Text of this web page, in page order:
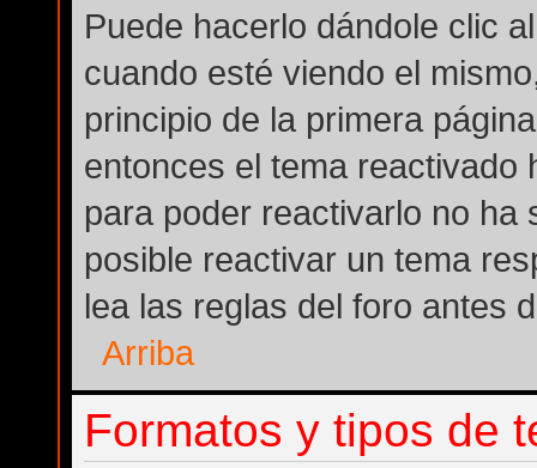
Puede hacerlo dándole clic
cuando esté viendo el
principio de la primera
entonces el tema reactivado
para poder reactivarlo no ha
posible reactivar un tema
lea las reglas del foro antes
Arriba
Formatos y tipos de